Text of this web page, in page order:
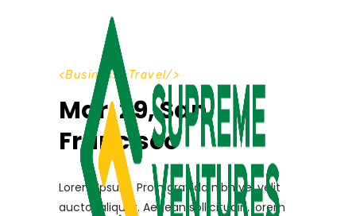
Business_Travel
Mar. 29, San
Francisco
Lorem Ipsum. Proin gravida nibh vel velit
auctor aliquet. Aenean sollicitudin, lorem